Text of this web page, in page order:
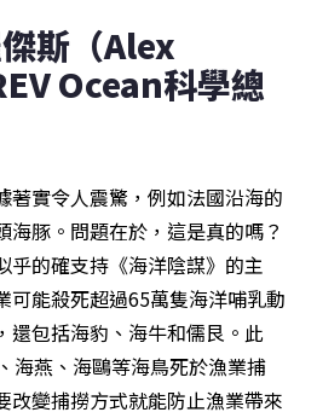
斯（Alex
Ocean科學總
著實令人震驚，例如法國沿海的
海豚。問題在於，這是真的嗎？
乎的確支持《海洋陰謀》的主
可能殺死超過65萬隻海洋哺乳動
還包括海豹、海牛和儒艮。此
海燕、海鷗等海鳥死於漁業捕
改變捕撈方式就能防止漁業帶來